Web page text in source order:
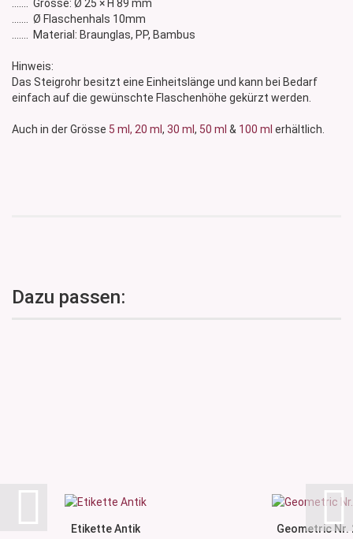
....... Grösse: Ø 25 × H 89 mm
....... Ø Flaschenhals 10mm
....... Material: Braunglas, PP, Bambus
Hinweis:
Das Steigrohr besitzt eine Einheitslänge und kann bei Bedarf
einfach auf die gewünschte Flaschenhöhe gekürzt werden.
Auch in der Grösse 5 ml, 20 ml , 30 ml , 50 ml & 100 ml erhältlich.
Dazu passen:
Etikette Antik Geometric Nr.